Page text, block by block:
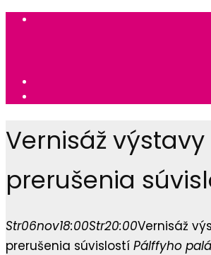
Vernisáž výstavy
prerušenia
Str06nov18:00Str20:00Vernisáž
prerušenia súvislostí Pálffyho